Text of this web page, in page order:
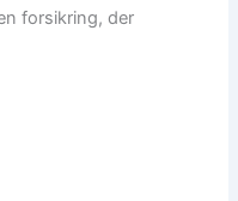
forsikring, der